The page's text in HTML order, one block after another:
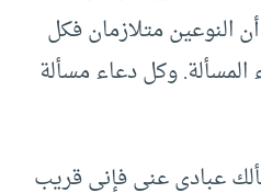
النوعين متلازمان فكل
وكل دعاء مسألة
عبادي عني فإني قريب